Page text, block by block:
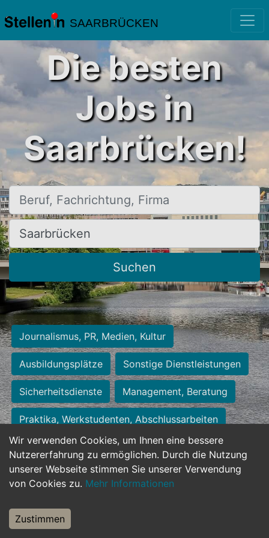
SAARBRÜCKEN
Wir verwenden Cookies, um Ihnen eine bessere
Nutzererfahrung zu ermöglichen. Durch die Nutzung
unserer Webseite stimmen Sie unserer Verwendung
von Cookies zu. Mehr Informationen
Zustimmen
Die besten
Jobs in
Saarbrücken!
Beruf, Fachrichtung, Firma
Ort, Stadt
Suchen
Journalismus, PR, Medien, Kultur
Ausbildungsplätze Sonstige Dienstleistungen
Sicherheitsdienste Management, Beratung
Praktika, Werkstudenten, Abschlussarbeiten
Personalwesen Assistenz, Sekretariat
Hilfskräfte, Aushilfs- und Nebenjobs
Weiterbildung, Studium, duale Ausbildung